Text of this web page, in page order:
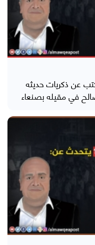
غالب في حلقته الـ19 يكتب عن ذكريات حديثه
في مقيله بصنعاء